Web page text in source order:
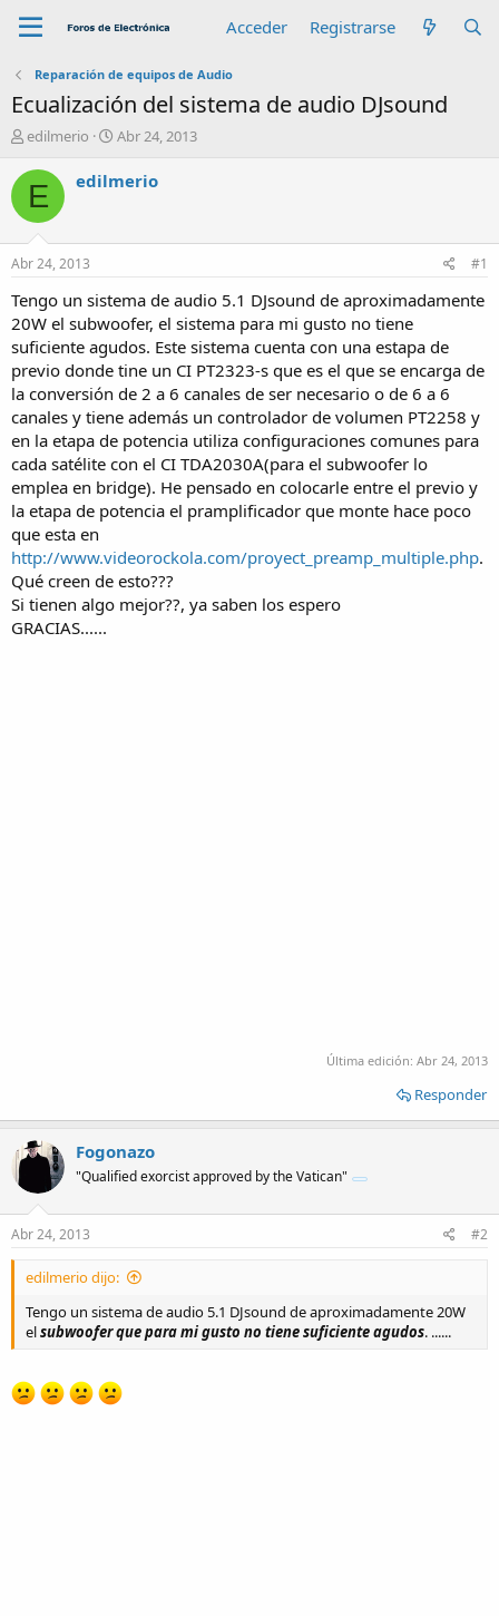
Acceder Registrarse
Reparación de equipos de Audio
Ecualización del sistema de audio DJsound
A
t
o
r
edilmerio
F
c
n
c
i
o
Abr 24, 2013
E edilmerio
Abr 24, 2013 #1
Tengo un sistema de audio 5.1 DJsound de aproximadamente
20W el subwoofer, el sistema para mi gusto no tiene
suficiente agudos. Este sistema cuenta con una estapa de
previo donde tine un CI PT2323-s que es el que se encarga de
la conversión de 2 a 6 canales de ser necesario o de 6 a 6
canales y tiene además un controlador de volumen PT2258 y
en la etapa de potencia utiliza configuraciones comunes para
cada satélite con el CI TDA2030A(para el subwoofer lo
emplea en bridge). He pensado en colocarle entre el previo y
la etapa de potencia el pramplificador que monte hace poco
que esta en
http://www.videorockola.com/proyect_preamp_multiple.php.
Qué creen de esto???
Si tienen algo mejor??, ya saben los espero
GRACIAS......
Última edición: Abr 24, 2013
Responder
Fogonazo
"Qualified exorcist approved by the Vatican"
Abr 24, 2013 #2
edilmerio dijo:
Tengo un sistema de audio 5.1 DJsound de aproximadamente 20W
elsubwoofer que para mi gusto no tiene suficiente agudos. ......